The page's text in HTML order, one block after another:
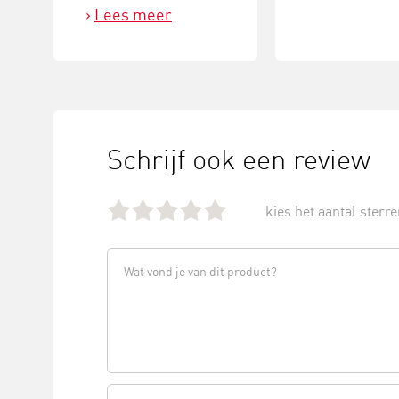
Lees meer
Schrijf ook een review
kies het aantal